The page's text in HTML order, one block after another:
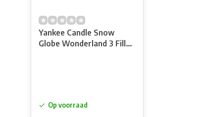
Yankee Candle Snow
Globe Wonderland 3 Filled
Op voorraad